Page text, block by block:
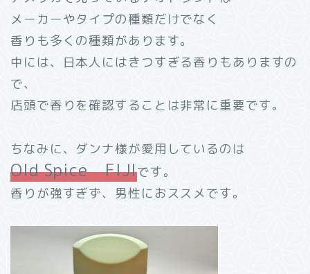
メーカーやタイプの種類だけでなく
香りも多くの種類があります。
中には、日本人にはきつすぎる香りもありますの
で、
店頭で香りを確認することは非常に重要です。
ちなみに、ダンナ様が愛用しているのは
Old Spice FIJIです。
香りが強すぎず、男性におススメです。